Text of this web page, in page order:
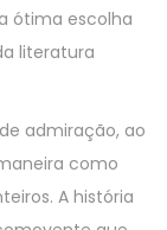
ótima escolha
literatura
admiração, ao
como
A história